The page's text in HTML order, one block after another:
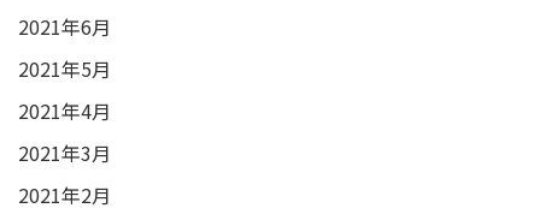
2021年6月
2021年5月
2021年4月
2021年3月
2021年2月